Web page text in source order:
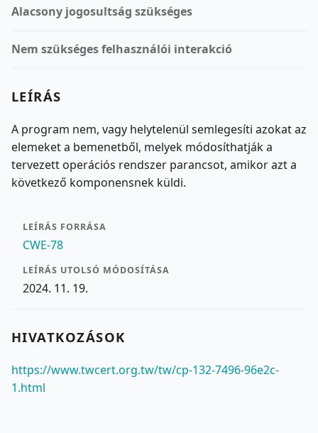
Alacsony jogosultság szükséges
Nem szükséges felhasználói interakció
LEÍRÁS
A program nem, vagy helytelenül semlegesíti azokat az
elemeket a bemenetből, melyek módosíthatják a
tervezett operációs rendszer parancsot, amikor azt a
következő komponensnek küldi.
LEÍRÁS FORRÁSA
CWE-78
LEÍRÁS UTOLSÓ MÓDOSÍTÁSA
2024. 11. 19.
HIVATKOZÁSOK
https://www.twcert.org.tw/tw/cp-132-7496-96e2c-
1.html